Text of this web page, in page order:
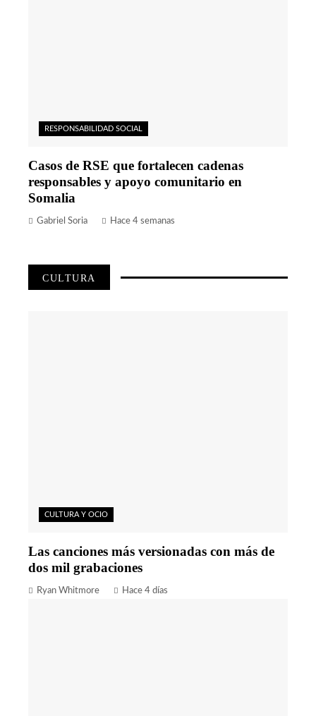
RESPONSABILIDAD SOCIAL
Casos de RSE que fortalecen cadenas
responsables y apoyo comunitario en
Somalia
Gabriel Soria Hace 4 semanas
CULTURA
CULTURA Y OCIO
Las canciones más versionadas con más de
dos mil grabaciones
Ryan Whitmore Hace 4 días